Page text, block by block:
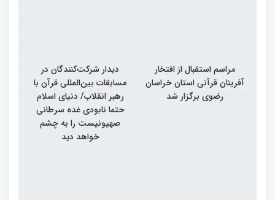
مراسم استقبال از افتخار
آفرینان قرآنی استان خراسان
رضوی برگزار شد
دیدار شرکت‌کنندگان در
مسابقات بین‌المللی قرآن با
رهبر انقلاب/ دنیای اسلام
حتما نابودی غده سرطانی
صهیونیست را به چشم
خواهد دید